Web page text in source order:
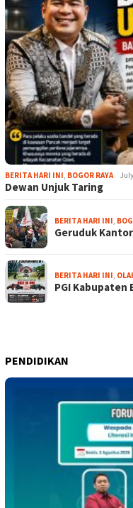
BERITA HARI INI BOGOR RAYA
Dewan Unjuk Taring
BERITA HARI INI
Geruduk
BERITA HARI INI
PGI Kabupaten
PENDIDIKAN